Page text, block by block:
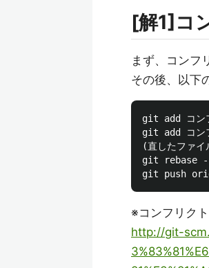
[解1]コ
まず、コンフ
その後、以下
git add コン
git add コン
(直したファイ
git rebase
※コンフリク
http://git-